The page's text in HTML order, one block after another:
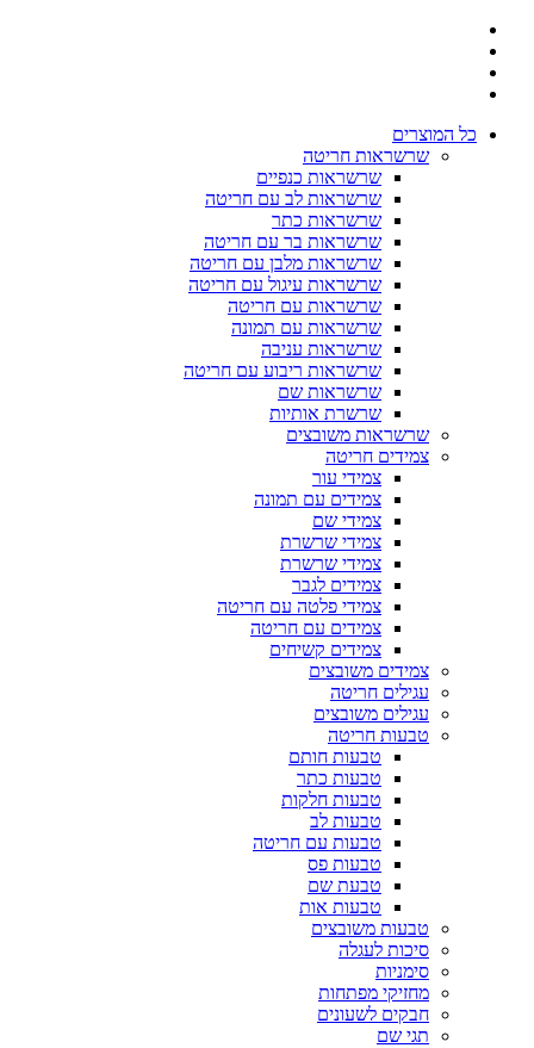
כל המוצרים
שרשראות חריטה
שרשראות כנפיים
שרשראות לב עם חריטה
שרשראות כתר
שרשראות בר עם חריטה
שרשראות מלבן עם חריטה
שרשראות עיגול עם חריטה
שרשראות עם חריטה
שרשראות עם תמונה
שרשראות עניבה
שרשראות ריבוע עם חריטה
שרשראות שם
שרשרת אותיות
שרשראות משובצים
צמידים חריטה
צמידי עור
צמידים עם תמונה
צמידי שם
צמידי שרשרת
צמידי שרשרת
צמידים לגבר
צמידי פלטה עם חריטה
צמידים עם חריטה
צמידים קשיחים
צמידים משובצים
עגילים חריטה
עגילים משובצים
טבעות חריטה
טבעות חותם
טבעות כתר
טבעות חלקות
טבעות לב
טבעות עם חריטה
טבעות פס
טבעת שם
טבעות אות
טבעות משובצים
סיכות לעגלה
סימניות
מחזיקי מפתחות
חבקים לשעונים
תגי שם